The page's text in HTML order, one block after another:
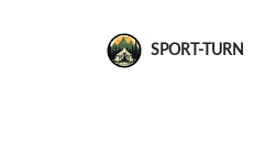
SPORT-TURN